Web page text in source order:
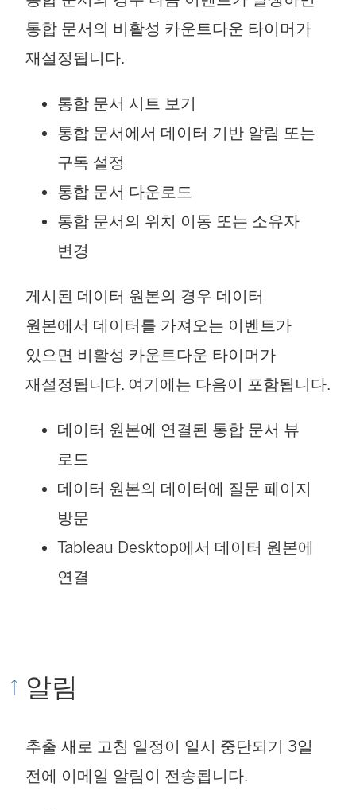
통합 문서의 비활성 카운트다운 타이머가
재설정됩니다.
통합 문서 시트 보기
통합 문서에서 데이터 기반 알림 또는
구독 설정
통합 문서 다운로드
통합 문서의 위치 이동 또는 소유자
변경
게시된 데이터 원본의 경우 데이터
원본에서 데이터를 가져오는 이벤트가
있으면 비활성 카운트다운 타이머가
재설정됩니다. 여기에는 다음이 포함됩니다.
데이터 원본에 연결된 통합 문서 뷰
로드
데이터 원본의 데이터에 질문 페이지
방문
Tableau Desktop에서 데이터 원본에
연결
알림
추출 새로 고침 일정이 일시 중단되기 3일
전에 이메일 알림이 전송됩니다.